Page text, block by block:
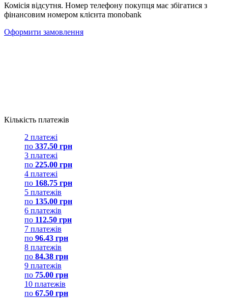
Комісія відсутня. Номер телефону покупця має збігатися з
фінансовим номером клієнта monobank
Оформити замовлення
Кількість платежів
2 платежі
по 337.50 грн
3 платежі
по 225.00 грн
4 платежі
по 168.75 грн
5 платежів
по 135.00 грн
6 платежів
по 112.50 грн
7 платежів
по 96.43 грн
8 платежів
по 84.38 грн
9 платежів
по 75.00 грн
10 платежів
по 67.50 грн